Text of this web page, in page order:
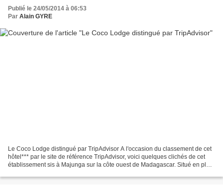
Publié le 24/05/2014 à 06:53
Par Alain GYRE
Le Coco Lodge distingué par TripAdvisor A l'occasion du classement de cet
hôtel*** par le site de référence TripAdvisor, voici quelques clichés de cet
établissement sis à Majunga sur la côte ouest de Madagascar. Situé en plein